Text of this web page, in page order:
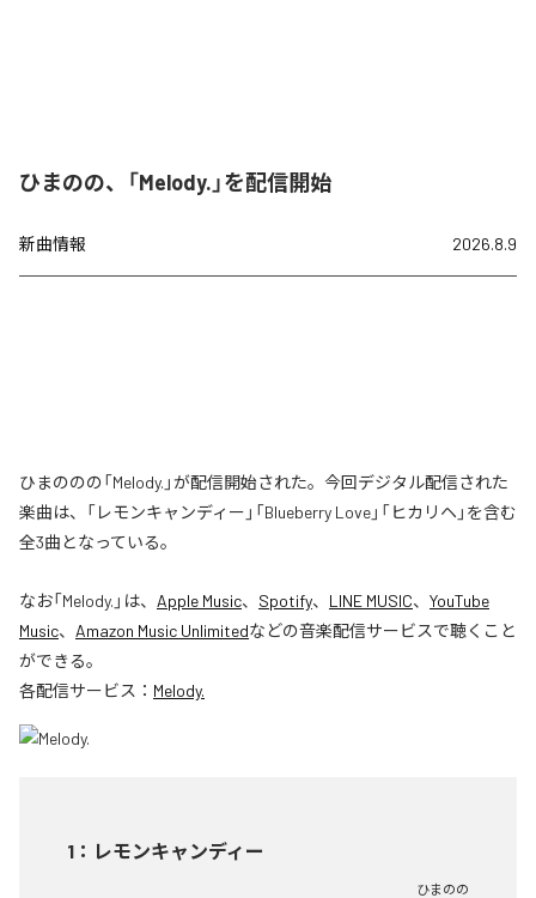
ひまのの、「Melody.」を配信開始
新曲情報 2026.8.9
ひまののの「Melody.」が配信開始された。今回デジタル配信された
楽曲は、「レモンキャンディー」「Blueberry Love」「ヒカリヘ」を含む
全3曲となっている。
なお「Melody. 」は、 Apple Music、 Spotify、 LINE MUSIC、 YouTube
Music、 Amazon Music Unlimitedなどの音楽配信サービスで聴くこと
ができる。
各配信サービス： Melody.
1 ： レモンキャンディー
ひまのの